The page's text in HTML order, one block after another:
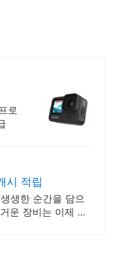
로
시 적립
생한 순간을 담으
운 장비는 이제 그